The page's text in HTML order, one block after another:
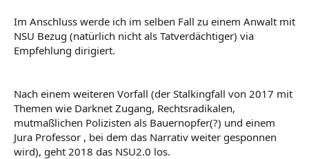
Im Anschluss werde ich im selben Fall zu einem Anwalt mit
NSU Bezug (natürlich nicht als Tatverdächtiger) via
Empfehlung dirigiert.
Nach einem weiteren Vorfall (der Stalkingfall von 2017 mit
Themen wie Darknet Zugang, Rechtsradikalen,
mutmaßlichen Polizisten als Bauernopfer(?) und einem
Jura Professor , bei dem das Narrativ weiter gesponnen
wird), geht 2018 das NSU2.0 los.